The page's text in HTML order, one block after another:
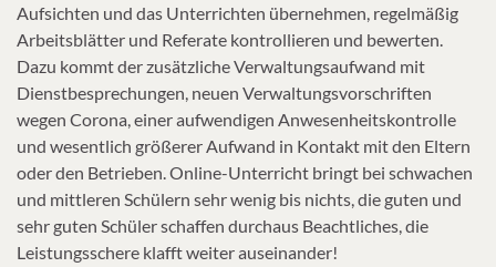
Aufsichten und das Unterrichten übernehmen, regelmäßig
Arbeitsblätter und Referate kontrollieren und bewerten.
Dazu kommt der zusätzliche Verwaltungsaufwand mit
Dienstbesprechungen, neuen Verwaltungsvorschriften
wegen Corona, einer aufwendigen Anwesenheitskontrolle
und wesentlich größerer Aufwand in Kontakt mit den Eltern
oder den Betrieben. Online-Unterricht bringt bei schwachen
und mittleren Schülern sehr wenig bis nichts, die guten und
sehr guten Schüler schaffen durchaus Beachtliches, die
Leistungsschere klafft weiter auseinander!